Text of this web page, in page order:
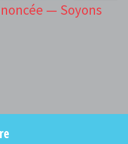
— Soyons